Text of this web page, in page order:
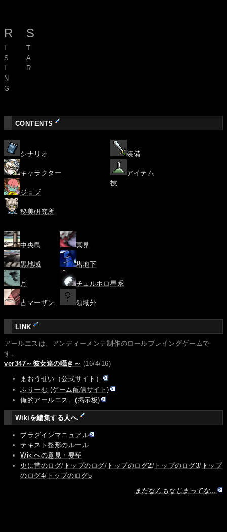
R
S
N
G
S
T
A
R
CONTENTS
シナリオ
キャラクター
ジョブ
秘美研究所
装備
アイテム
技
中央島
黒地域
月
古マーザン
冥界
塔地下
チュルホロ星系
領域外
LINK
アールエスは、アンディーメンテ制作のロールプレイングゲームで
す。
ver347～彼女達の囁き～ (16/4/16)
まおうせい（公式サイト）
ふりーむ (ゲーム配信サイト)
俺的アールエス。(掲示板)
Wikiを編集する人へ
プラグインマニュアル
テキスト整形のルール
Wikiへの意見・要望
更に昔のログ/ トップのログ/ トップのログ2/ トップのログ3/ トップ
のログ4/ トップのログ5
まだなんもなじまってな…